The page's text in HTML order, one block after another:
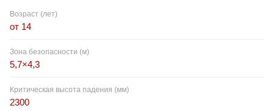
Возраст (лет)
от 14
Зона безопасности (м)
5,7×4,3
Критическая высота падения (мм)
2300